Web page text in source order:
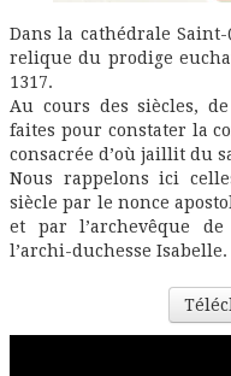
Dans la cathédrale
relique du prodige
1317.
Au cours des siècles,
faites pour constater la
consacrée d’où jaillit du
Nous rappelons ici
siècle par le nonce
et par l’archevêque
l’archi-duchesse Isabelle.